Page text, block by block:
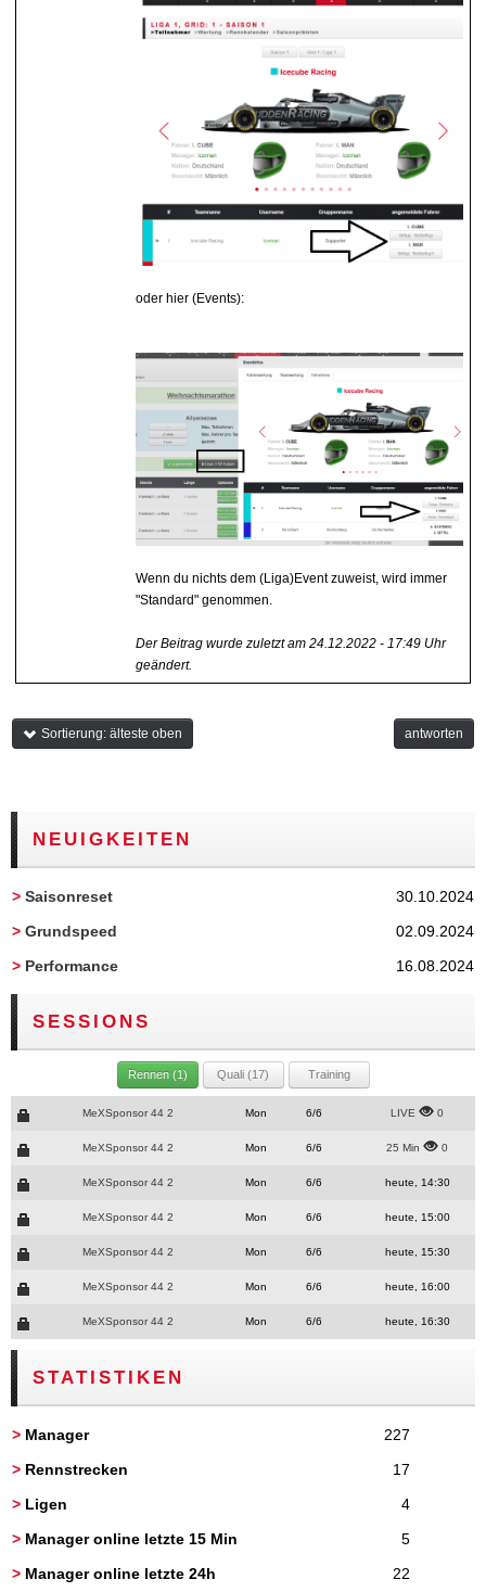
oder hier (Events):
Wenn du nichts dem (Liga)Event zuweist, wird immer
"Standard" genommen.
Der Beitrag wurde zuletzt am 24.12.2022 - 17:49 Uhr
geändert.
Sortierung: älteste oben antworten
NEUIGKEITEN
> Saisonreset
30.10.2024
> Grundspeed
02.09.2024
> Performance 16.08.2024
SESSIONS
Rennen (1) Quali (17) Training
MeXSponsor 44 2 Mon 6/6 LIVE 0
MeXSponsor 44 2 Mon 6/6 25 Min 0
MeXSponsor 44 2 Mon 6/6 heute, 14:30
MeXSponsor 44 2 Mon 6/6 heute, 15:00
MeXSponsor 44 2 Mon 6/6 heute, 15:30
MeXSponsor 44 2 Mon 6/6 heute, 16:00
MeXSponsor 44 2 Mon 6/6 heute, 16:30
STATISTIKEN
> Manager
227
> Rennstrecken
17
> Ligen
4
> Manager online letzte 15 Min
5
> Manager online letzte 24h 22